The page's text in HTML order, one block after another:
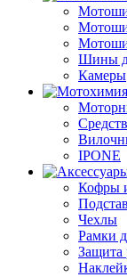
Шины
Камеры
IPONE
Кофры
Чехлы
Рамки
Защита